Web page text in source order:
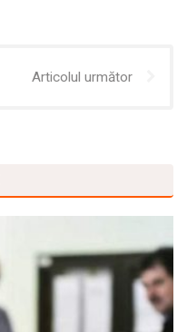
Articolul următor